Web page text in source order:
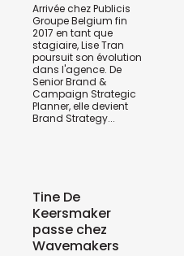
Arrivée chez Publicis
Groupe Belgium fin
2017 en tant que
stagiaire, Lise Tran
poursuit son évolution
dans l'agence. De
Senior Brand &
Campaign Strategic
Planner, elle devient
Brand Strategy...
Tine De
Keersmaker
passe chez
Wavemakers